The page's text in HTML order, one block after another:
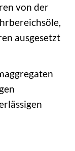
von der
ausgesetzt